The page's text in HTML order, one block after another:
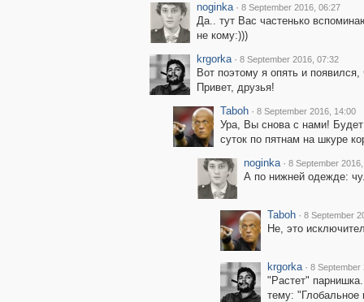
noginka · 8 September 2016, 06:27
Да.. тут Вас частенько
не кому:)))
krgorka · 8 September 2016, 07:32
Вот поэтому я опять и
Привет, друзья!
Taboh · 8 September 2016, 14:00
Ура, Вы снова с нами!
суток по пятнам на шкуре
noginka · 8 September
А по нижней одежде:
Taboh · 8 September
Не, это
krgorka · 8 September
"Растет"
тему: "Глобальное